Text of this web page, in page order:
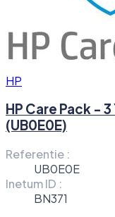
HP
HP Care Pack -
(UB0E0E)
Referentie :
UB0E0E
Inetum ID :
BN371